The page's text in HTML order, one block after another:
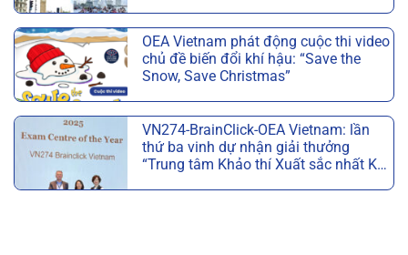
–
KHÓA
HỌC
TỐC
HÈ
GIÚP
MỤC
VIETNAM
PHÁT
ĐỘNG
CUỘC
THƯ
CHO
CHA
Không
có
bình
luận
ở
HÈ
QUỐC
TẾ
2026
OEA Vietnam phát động cuộc thi video
chủ đề biến đổi khí hậu: “Save the
Snow, Save Christmas”
Không
có
bình
luận
ở
VN274-BrainClick-OEA Vietnam: lần
thứ ba vinh dự nhận giải thưởng
“Trung tâm Khảo thí Xuất sắc nhất Khu
Không